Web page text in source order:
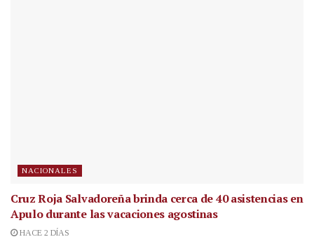
NACIONALES
Cruz Roja Salvadoreña brinda cerca de 40 asistencias en
Apulo durante las vacaciones agostinas
HACE 2 DÍAS